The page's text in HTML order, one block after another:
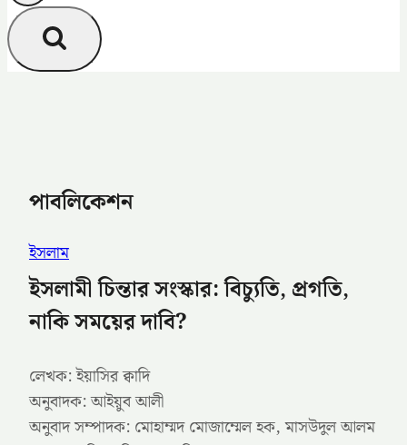
পাবলিকেশন
ইসলাম
ইসলামী চিন্তার সংস্কার: বিচ্যুতি, প্রগতি,
নাকি সময়ের দাবি?
লেখক: ইয়াসির ক্বাদি
অনুবাদক: আইয়ুব আলী
অনুবাদ সম্পাদক: মোহাম্মদ মোজাম্মেল হক, মাসউদুল আলম